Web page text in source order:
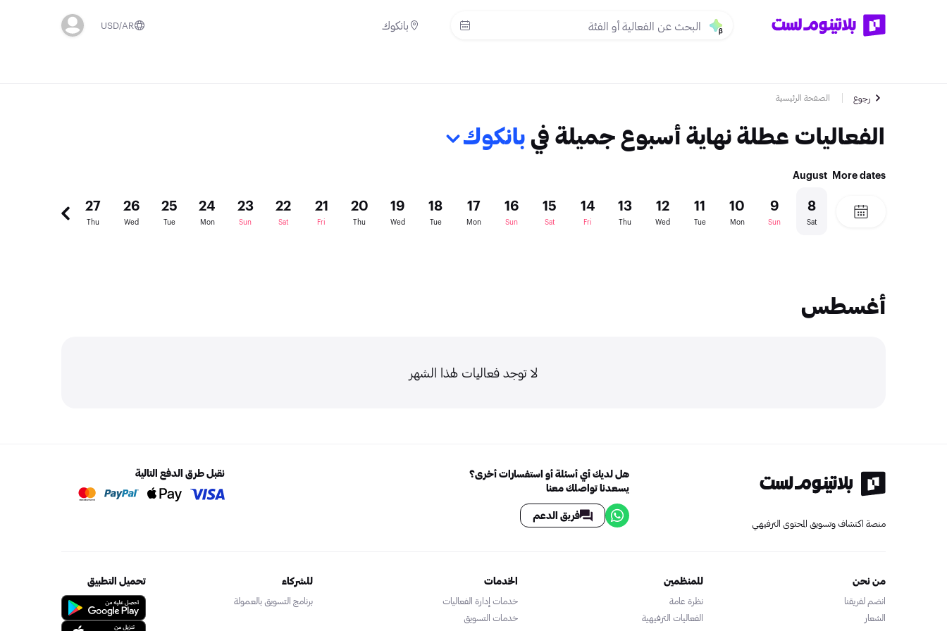
بانكوك AR
USD
رجوع الصفحة الرئيسية
الفعاليات عطلة نهاية أسبوع جميلة في بانكوك
More dates
August
8
Sat
9
Sun
10
Mon
11
Tue
12
Wed
13
Thu
14
Fri
15
Sat
16
Sun
17
Mon
18
Tue
19
Wed
20
Thu
21
Fri
22
Sat
23
Sun
24
Mon
25
Tue
26
Wed
27
Thu
أغسطس
لا توجد فعاليات لهذا الشهر
منصة اكتشاف وتسويق المحتوى الترفيهي
هل لديك أي أسئلة أو استفسارات أخرى؟
يسعدنا تواصلك معنا
فريق الدعم
نقبل طرق الدفع التالية
من نحن
انضم لفريقنا
الشعار
للمنظمين
نظرة عامة
الفعاليات الترفيهية
الخدمات
خدمات إدارة الفعاليات
خدمات التسويق
للشركاء
برنامج التسويق بالعمولة
تحميل التطبيق